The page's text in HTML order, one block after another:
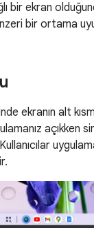
bir ekran
bir ortama
ekranın alt
açıkken